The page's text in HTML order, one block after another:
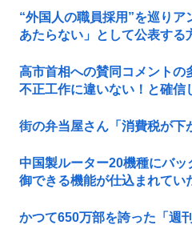
“外国人の職員採用”を巡り
あたらない」として公表す
高市首相への賛同コメントの
不正工作に違いない！と確
街の弁当屋さん「消費税が下
中国製ルーター20機種にバ
御できる機能が仕込まれてい
かつて650万部を誇った「週